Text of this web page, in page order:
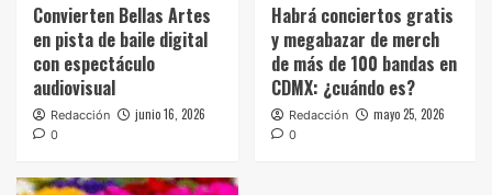
Convierten Bellas Artes
en pista de baile digital
con espectáculo
audiovisual
Redacción junio 16, 2026
0
Habrá conciertos gratis
y megabazar de merch
de más de 100 bandas en
CDMX: ¿cuándo es?
Redacción mayo 25, 2026
0